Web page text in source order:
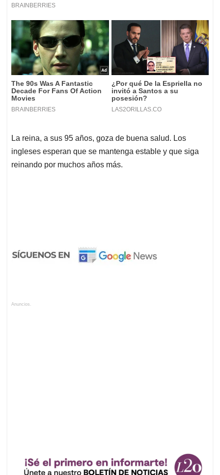
La reina, a sus 95 años, goza de buena salud. Los
ingleses esperan que se mantenga estable y que siga
reinando por muchos años más.
Anuncios.